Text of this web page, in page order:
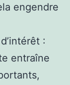
engendre
:
entraîne